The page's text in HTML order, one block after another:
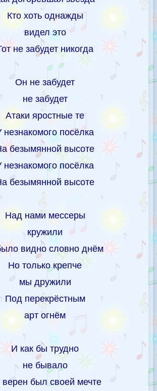
Кто хоть однажды
видел это
не забудет никогда
Он не забудет
не забудет
Атаки яростные те
незнакомого посёлка
безымянной высоте
незнакомого посёлка
безымянной высоте
Над нами мессеры
кружили
видно словно днём
Но только крепче
мы дружили
Под перекрёстным
арт огнём
И как бы трудно
не бывало
был своей мечте